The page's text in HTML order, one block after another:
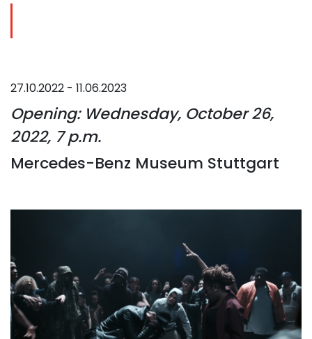
27.10.2022 - 11.06.2023
Opening: Wednesday, October 26,
2022, 7 p.m.
Mercedes-Benz Museum Stuttgart